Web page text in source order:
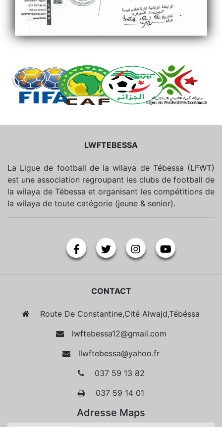
LWFTEBESSA
La Ligue de football de la wilaya de Tébessa (LFWT)
est une association regroupant les clubs de football de
la wilaya de Tébessa et organisant les compétitions de
la wilaya de toute catégorie (jeune & senior).
CONTACT
Route De Constantine,Cité Alwajd,Tébéssa
lwftebessa12@gmail.com
llwftebessa@yahoo.fr
037 59 13 82
037 59 14 01
Adresse Maps